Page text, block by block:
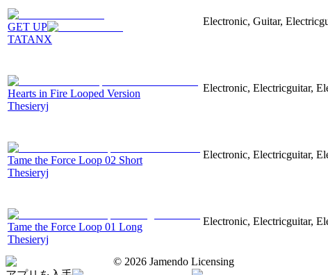
GET UP
TATANX
Electronic, Guitar,
Hearts in Fire Looped Version
Thesieryj
Electronic, Electricguitar,
Tame the Force Loop 02 Short
Thesieryj
Electronic, Electricguitar,
Tame the Force Loop 01 Long
Thesieryj
Electronic, Electricguitar,
© 2026 Jamendo Licensing